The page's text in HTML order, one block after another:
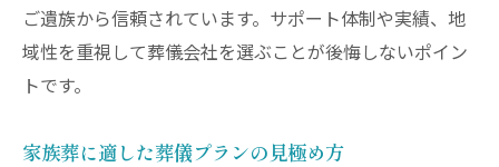
ご遺族から信頼されています。サポート体制や実績、地
域性を重視して葬儀会社を選ぶことが後悔しないポイン
トです。
家族葬に適した葬儀プランの見極め方